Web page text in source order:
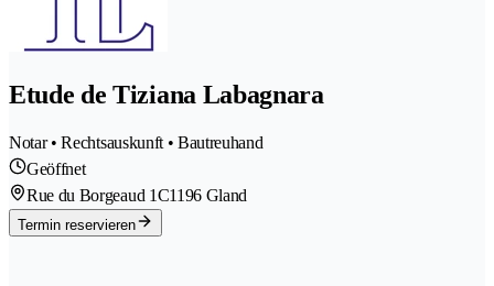
Etude de Tiziana Labagnara
Notar • Rechtsauskunft • Bautreuhand
Geöffnet
Rue du Borgeaud 1C1196 Gland
Termin reservieren